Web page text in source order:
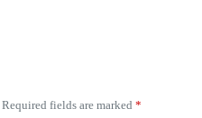
Required fields are marked *